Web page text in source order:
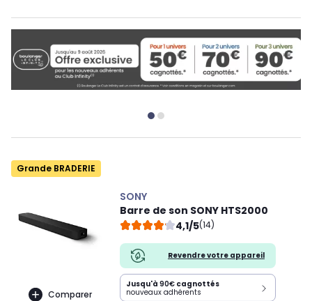
Grande BRADERIE
Comparer
SONY
Barre de son SONY HTS2000
4,1/5(14)
Revendre votre appareil
Jusqu'à 90€ cagnottés
nouveaux adhérents